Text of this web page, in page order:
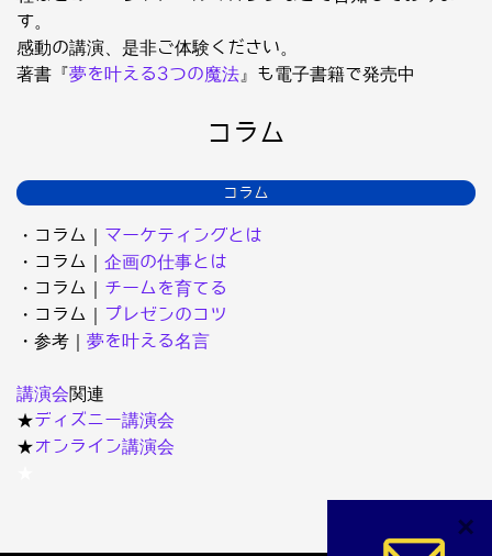
す。
感動の講演、是非ご体験ください。
著書『夢を叶える3つの魔法』も電子書籍で発売中
コラム
コラム
・コラム｜ マーケティングとは
・コラム｜ 企画の仕事とは
・コラム｜ チームを育てる
・コラム｜ プレゼンのコツ
・参考｜ 夢を叶える名言
講演会関連
★ディズニー講演会
★オンライン講演会
×